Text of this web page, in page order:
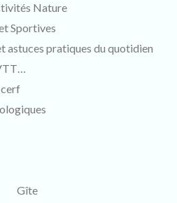
Nature
Sportives
astuces pratiques du quotidien
cerf
Gîte